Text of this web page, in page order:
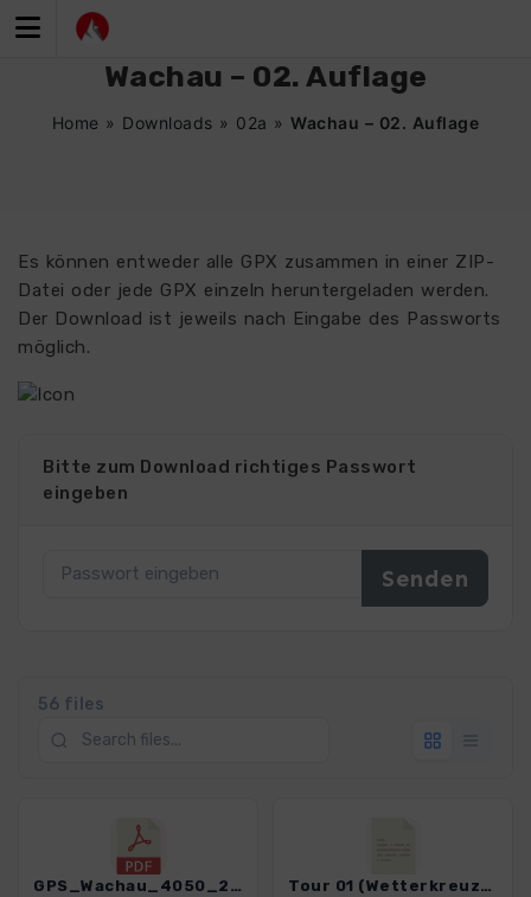
Inhalt
Wachau – 02. Auflage
Home » Downloads » 02a »Wachau – 02. Auflage
Es können entweder alle GPX zusammen in einer ZIP-
Datei oder jede GPX einzeln heruntergeladen werden.
Der Download ist jeweils nach Eingabe des Passworts
möglich.
Bitte zum Download richtiges Passwort
eingeben
56 files
GPS_Wachau_4050_2.pdf Tour 01 (Wetterkreuz)_4050_2.gpx